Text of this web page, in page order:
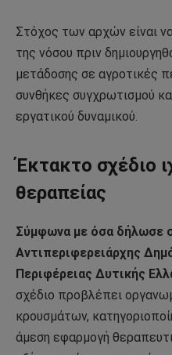
Στόχος των αρχών είναι
της νόσου πριν
μετάδοσης σε αγροτικές
συνθήκες συγχρωτισμού
εργατικού δυναμικού.
Έκτακτο σχέδιο
θεραπείας
Σύμφωνα με όσα δήλωσε
Αντιπεριφερειάρχης
Περιφέρειας Δυτικής
σχέδιο προβλέπει
κρουσμάτων,
άμεση εφαρμογή